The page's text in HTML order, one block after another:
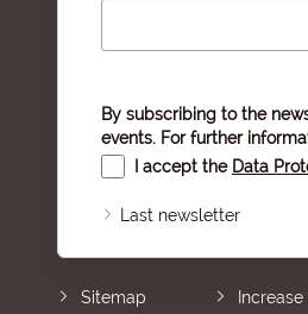
By subscribing to the
events. For further
I accept the Data
Last newsletter
Sitemap